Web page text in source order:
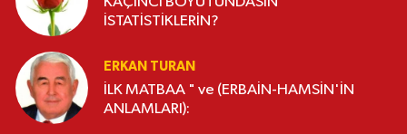
İSTATİSTİKLERİN?
ERKAN TURAN
İLK MATBAA " ve (ERBAİN-HAMSİN'İN
ANLAMLARI):